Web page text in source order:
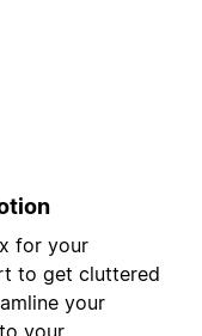
for your
to get cluttered
your